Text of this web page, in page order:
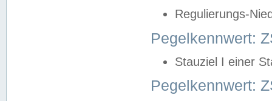
Regulierungs-
Pegelkennwert:
Stauziel I einer
Pegelkennwert: